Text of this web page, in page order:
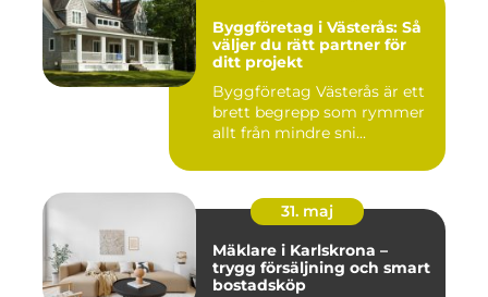
Byggföretag i Västerås: Så
väljer du rätt partner för
ditt projekt
Byggföretag Västerås är ett
brett begrepp som rymmer
allt från mindre sni...
31. maj
Mäklare i Karlskrona –
trygg försäljning och smart
bostadsköp